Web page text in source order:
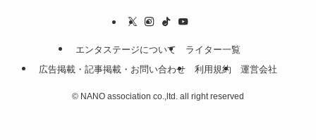
エンタステージについて
ライター一覧
広告掲載・記事掲載・お問い合わせ
利用規約 運営会社
© NANO association co.,ltd. all right reserved